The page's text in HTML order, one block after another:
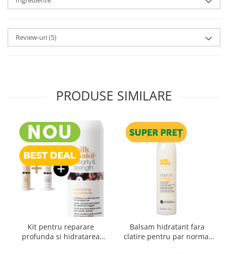
Review-uri(5)
PRODUSE SIMILARE
Kit pentru reparare
profunda si hidratarea
Balsam hidratant fara
clatire pentru par normal